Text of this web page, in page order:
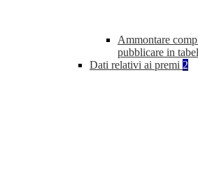
Ammontare
pubblicare in
Dati relativi ai premi 2